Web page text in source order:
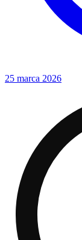
25 marca 2026